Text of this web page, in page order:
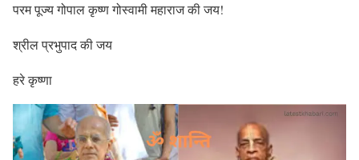
परम पूज्य गोपाल कृष्ण गोस्वामी महाराज की जय!
श्रील प्रभुपाद की जय
हरे कृष्णा